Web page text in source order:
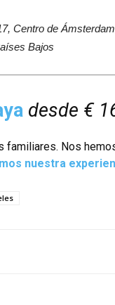
Centro de
Bajos
desde €
familiares. Nos
nuestra